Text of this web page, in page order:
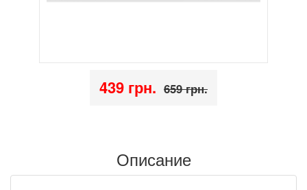
439 грн. 659 грн.
Описание